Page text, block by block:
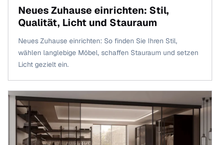
Neues Zuhause einrichten: Stil,
Qualität, Licht und Stauraum
Neues Zuhause einrichten: So finden Sie Ihren Stil,
wählen langlebige Möbel, schaffen Stauraum und setzen
Licht gezielt ein.